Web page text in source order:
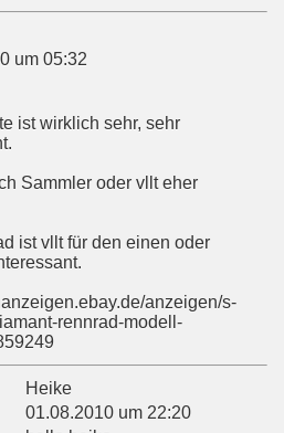
um 05:32
ist wirklich sehr, sehr
Sammler oder vllt eher
ist vllt für den einen oder
anzeigen/s-
rennrad-modell-
Heike
01.08.2010 um 22:20